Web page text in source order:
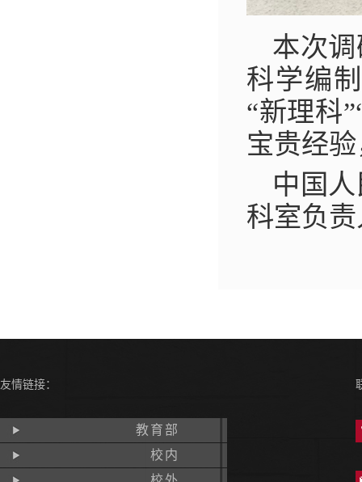
本次
科学编
“新理科
宝贵经
中国
科室负
友情链接：
教育部
校内